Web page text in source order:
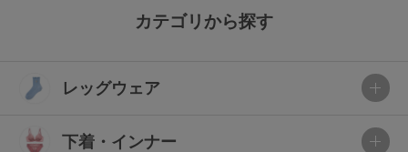
カテゴリから探す
レッグウェア
下着・インナー